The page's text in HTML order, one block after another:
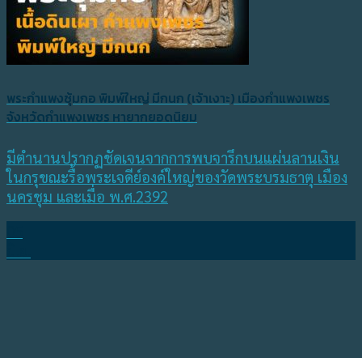
พระกำแพงซุ้มกอ พิมพ์ใหญ่ มีกนก (เจ้าเงาะ) เมืองกำแพงเพชร
จังหวัดกำแพงเพชร หายากยอดนิยม
มีตำนานปรากฏชัดเจนจากการพบจารึกบนแผ่นลานเงิน
ในกรุขณะรื้อพระเจดีย์องค์ใหญ่ของวัดพระบรมธาตุ เมือง
นครชุม และเมื่อ พ.ศ.2392